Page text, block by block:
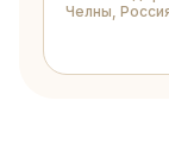
Челны,